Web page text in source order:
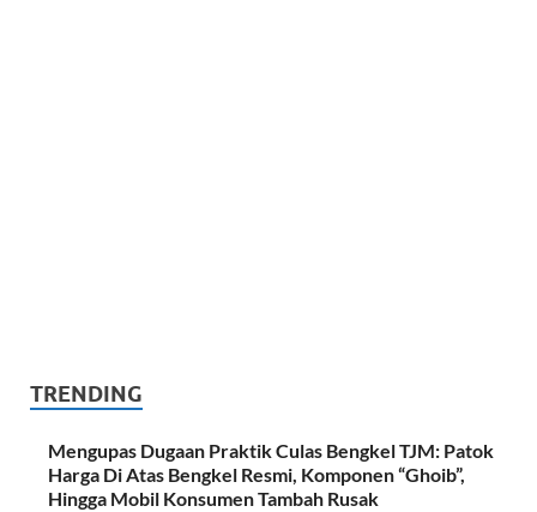
TRENDING
Mengupas Dugaan Praktik Culas Bengkel TJM: Patok
Harga Di Atas Bengkel Resmi, Komponen “Ghoib”,
Hingga Mobil Konsumen Tambah Rusak